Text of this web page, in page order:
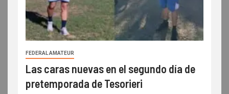
FEDERAL AMATEUR
Las caras nuevas en el segundo día de
pretemporada de Tesorieri